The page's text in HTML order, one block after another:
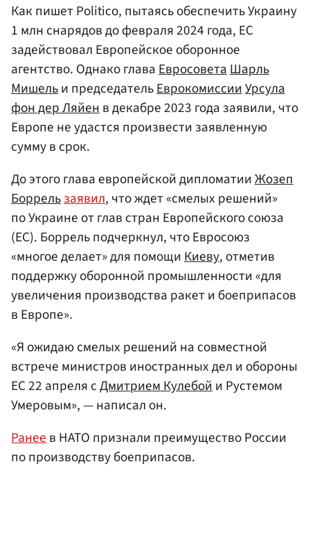
Как пишет Politico, пытаясь обеспечить Украину
1 млн снарядов до февраля 2024 года, ЕС
задействовал Европейское оборонное
агентство. Однако глава Евросовета Шарль
Мишельи председательЕврокомиссииУрсула
фон дер Ляйен в декабре 2023 года заявили, что
Европе не удастся произвести заявленную
сумму в срок.
До этого глава европейской дипломатииЖозеп
Боррельзаявил, что ждет «смелых решений»
по Украине от глав стран Европейского союза
(ЕС). Боррель подчеркнул, что Евросоюз
«многое делает» для помощиКиеву, отметив
поддержку оборонной промышленности «для
увеличения производства ракет и боеприпасов
в Европе».
«Я ожидаю смелых решений на совместной
встрече министров иностранных дел и обороны
ЕС 22 апреля сДмитрием Кулебойи Рустемом
Умеровым», — написал он.
Ранеев НАТО признали преимущество России
по производству боеприпасов.